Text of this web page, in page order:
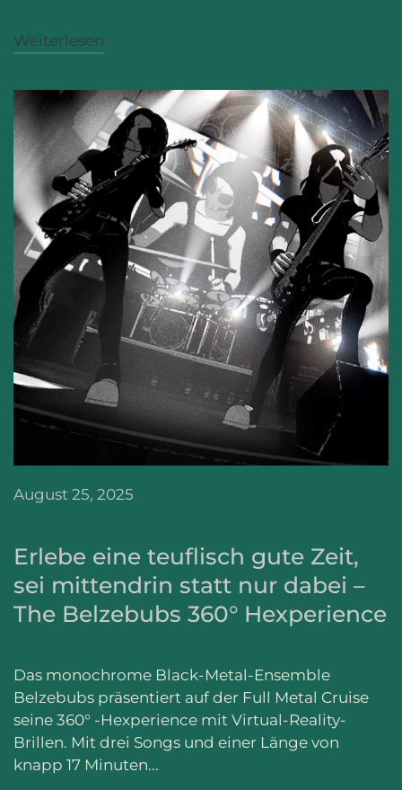
Weiterlesen
August 25, 2025
Erlebe eine teuflisch gute Zeit,
sei mittendrin statt nur dabei –
The Belzebubs 360° Hexperience
Das monochrome Black-Metal-Ensemble
Belzebubs präsentiert auf der Full Metal Cruise
seine 360° -Hexperience mit Virtual-Reality-
Brillen. Mit drei Songs und einer Länge von
knapp 17 Minuten...